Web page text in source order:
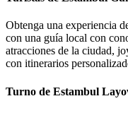
Obtenga una experiencia
con una guía local con
atracciones de la ciudad,
con itinerarios
Turno de Estambul